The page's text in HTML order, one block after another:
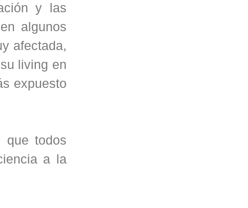
y las
algunos
afectada,
living en
expuesto
que todos
a la